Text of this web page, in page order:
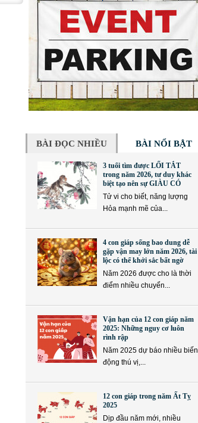
BÀI ĐỌC NHIỀU BÀI NỔI BẬT
3 tuổi tìm được LỐI TẮT
trong năm 2026, tư duy khác
biệt tạo nên sự GIÀU CÓ
Tử vi cho biết, năng lượng
Hỏa mạnh mẽ của...
4 con giáp sống bao dung dễ
gặp vận may lớn năm 2026, tài
lộc có thể khởi sắc bất ngờ
Năm 2026 được cho là thời
điểm nhiều chuyển...
Vận hạn của 12 con giáp năm
2025: Những nguy cơ luôn
rình rập
Năm 2025 dự báo nhiều biến
động thú vị,...
12 con giáp trong năm Ất Tỵ
2025
Dịp đầu năm mới, nhiều